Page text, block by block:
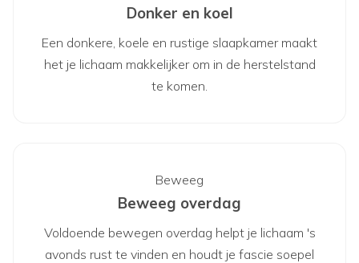
Donker en koel
Een donkere, koele en rustige slaapkamer maakt
het je lichaam makkelijker om in de herstelstand
te komen.
Beweeg
Beweeg overdag
Voldoende bewegen overdag helpt je lichaam 's
avonds rust te vinden en houdt je fascie soepel